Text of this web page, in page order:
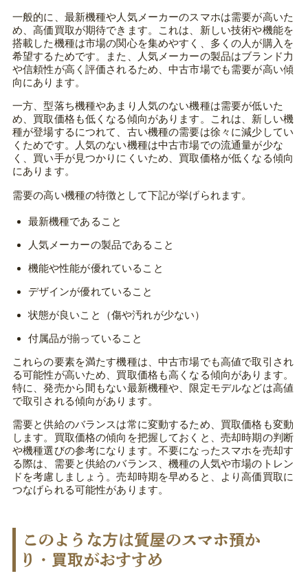
一般的に、最新機種や人気メーカーのスマホは需要が高いた
め、高価買取が期待できます。これは、新しい技術や機能を
搭載した機種は市場の関心を集めやすく、多くの人が購入を
希望するためです。また、人気メーカーの製品はブランド力
や信頼性が高く評価されるため、中古市場でも需要が高い傾
向にあります。
一方、型落ち機種やあまり人気のない機種は需要が低いた
め、買取価格も低くなる傾向があります。これは、新しい機
種が登場するにつれて、古い機種の需要は徐々に減少してい
くためです。人気のない機種は中古市場での流通量が少な
く、買い手が見つかりにくいため、買取価格が低くなる傾向
にあります。
需要の高い機種の特徴として下記が挙げられます。
最新機種であること
人気メーカーの製品であること
機能や性能が優れていること
デザインが優れていること
状態が良いこと（傷や汚れが少ない）
付属品が揃っていること
これらの要素を満たす機種は、中古市場でも高値で取引され
る可能性が高いため、買取価格も高くなる傾向があります。
特に、発売から間もない最新機種や、限定モデルなどは高値
で取引される傾向があります。
需要と供給のバランスは常に変動するため、買取価格も変動
します。買取価格の傾向を把握しておくと、売却時期の判断
や機種選びの参考になります。不要になったスマホを売却す
る際は、需要と供給のバランス、機種の人気や市場のトレン
ドを考慮しましょう。売却時期を早めると、より高価買取に
つなげられる可能性があります。
このような方は質屋のスマホ預か
り・買取がおすすめ